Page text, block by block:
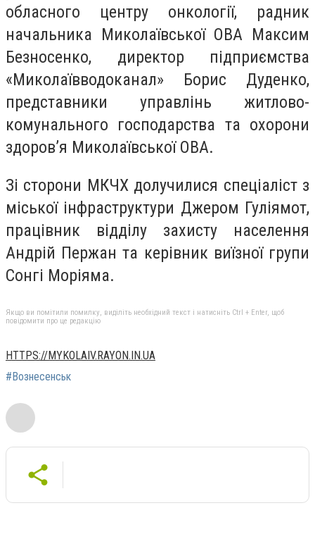
обласного центру онкології, радник
начальника Миколаївської ОВА Максим
Безносенко, директор підприємства
«Миколаївводоканал» Борис Дуденко,
представники управлінь житлово-
комунального господарства та охорони
здоровʼя Миколаївської ОВА.
Зі сторони МКЧХ долучилися спеціаліст з
міської інфраструктури Джером Гуліямот,
працівник відділу захисту населення
Андрій Пержан та керівник виїзної групи
Сонгі Моріяма.
Якщо ви помітили помилку, виділіть необхідний текст і натисніть Ctrl + Enter, щоб
повідомити про це редакцію
HTTPS://MYKOLAIV.RAYON.IN.UA
#Вознесенськ